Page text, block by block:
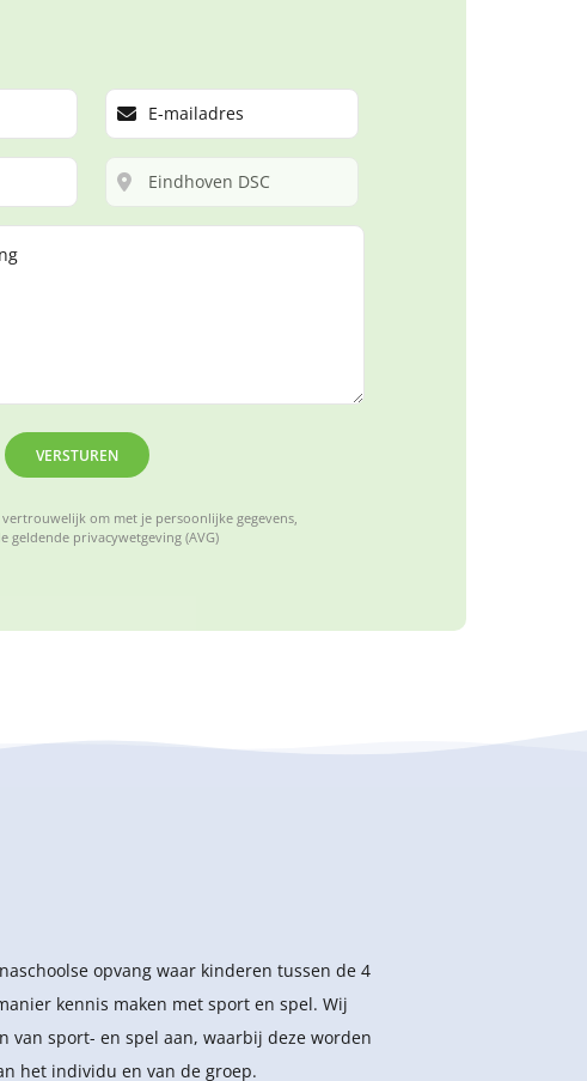
VERSTUREN
om met je persoonlijke gegevens,
geldende privacywetgeving (AVG)
opvang waar kinderen tussen de 4
kennis maken met sport en spel. Wij
van sport- en spel aan, waarbij deze worden
het individu en van de groep.